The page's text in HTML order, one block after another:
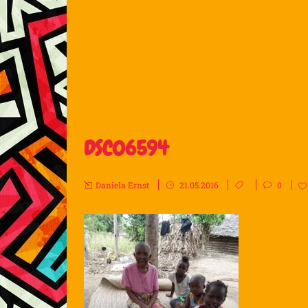
DSC06594
Daniela Ernst 21.05.2016 0